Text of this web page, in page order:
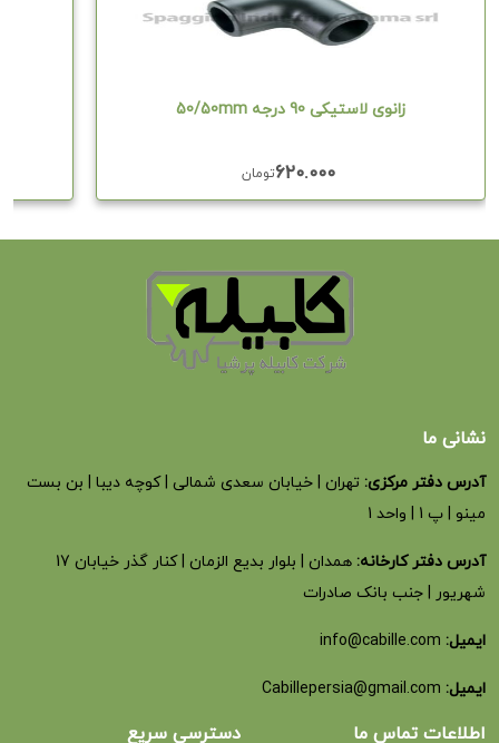
زانوی لاستیکی 90 درجه 50/50mm
تومان ۶۲۰.۰۰۰
نشانی ما
آدرس دفتر مرکزی: تهران | خیابان سعدی شمالی | کوچه دیبا | بن بست
مینو | پ 1 | واحد 1
آدرس دفتر کارخانه:
همدان | بلوار بدیع الزمان | کنار گذر خیابان 17
شهریور | جنب بانک صادرات
ایمیل: info@cabille.com
ایمیل: Cabillepersia@gmail.com
اطلاعات تماس ما دسترسی سریع